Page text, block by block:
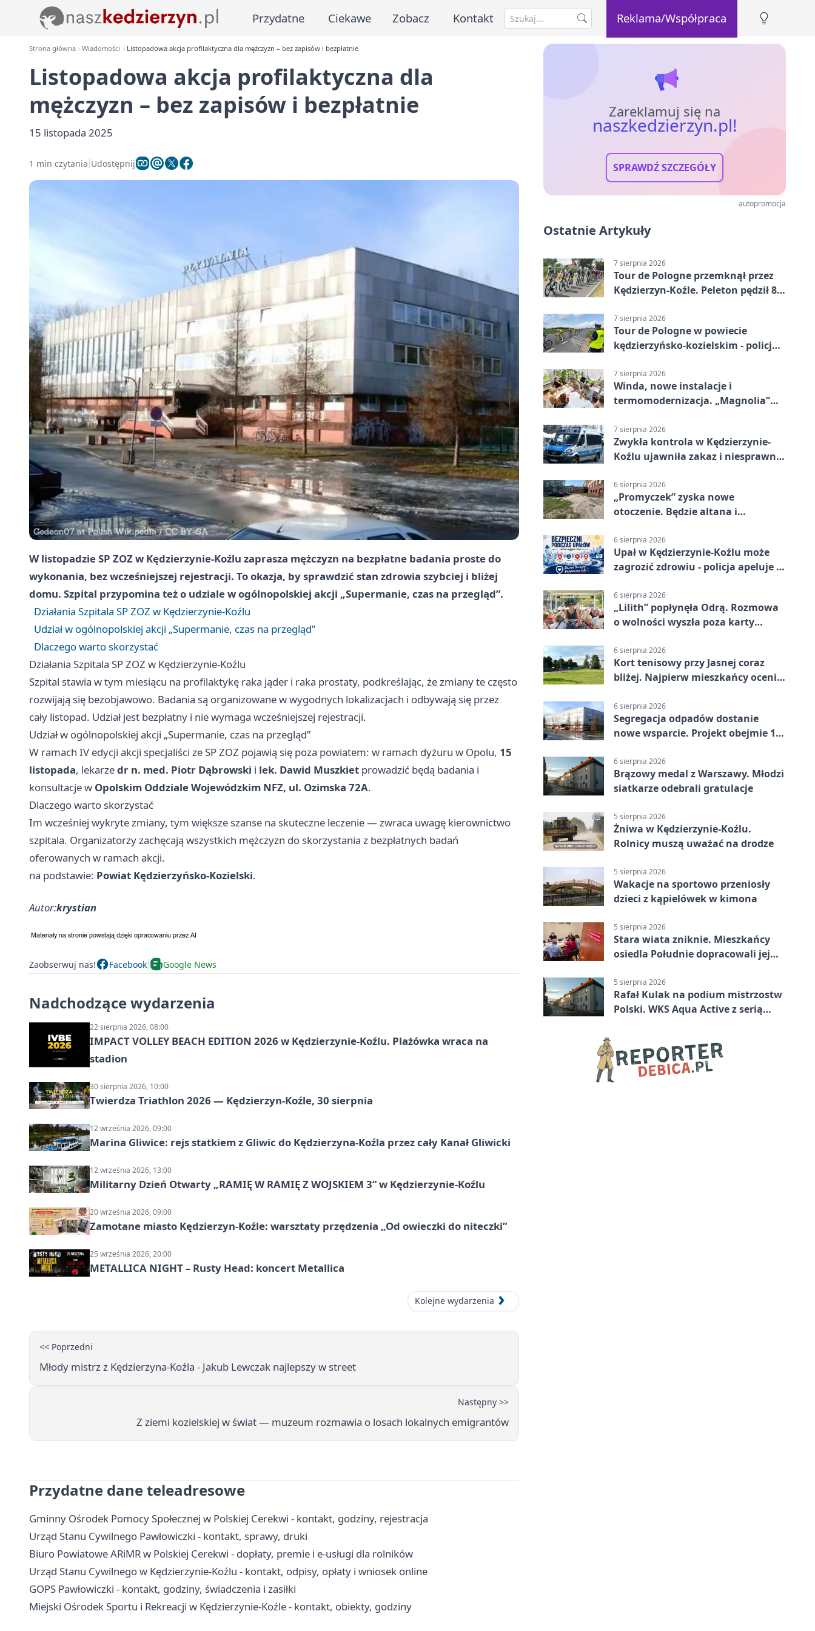
Przydatne Ciekawe Zobacz Kontakt Reklama/Współpraca
Strona główna Wiadomości Listopadowa akcja profilaktyczna dla mężczyzn – bez zapisów i bezpłatnie
Listopadowa akcja profilaktyczna dla
mężczyzn – bez zapisów i bezpłatnie
15 listopada 2025
1 min czytania Udostępnij
W listopadzie SP ZOZ w Kędzierzynie-Koźlu zaprasza mężczyzn na bezpłatne badania proste do
wykonania, bez wcześniejszej rejestracji. To okazja, by sprawdzić stan zdrowia szybciej i bliżej
domu. Szpital przypomina też o udziale w ogólnopolskiej akcji „Supermanie, czas na przegląd”.
Działania Szpitala SP ZOZ w Kędzierzynie-Koźlu
Udział w ogólnopolskiej akcji „Supermanie, czas na przegląd”
Dlaczego warto skorzystać
Działania Szpitala SP ZOZ w Kędzierzynie-Koźlu
Szpital stawia w tym miesiącu na profilaktykę raka jąder i raka prostaty, podkreślając, że zmiany te często
rozwijają się bezobjawowo. Badania są organizowane w wygodnych lokalizacjach i odbywają się przez
cały listopad. Udział jest bezpłatny i nie wymaga wcześniejszej rejestracji.
Udział w ogólnopolskiej akcji „Supermanie, czas na przegląd”
W ramach IV edycji akcji specjaliści ze SP ZOZ pojawią się poza powiatem: w ramach dyżuru w Opolu, 15
listopada, lekarzedr n. med. Piotr Dąbrowski i lek. Dawid Muszkiet prowadzić będą badania i
konsultacje w Opolskim Oddziale Wojewódzkim NFZ, ul. Ozimska 72A.
Dlaczego warto skorzystać
Im wcześniej wykryte zmiany, tym większe szanse na skuteczne leczenie — zwraca uwagę kierownictwo
szpitala. Organizatorzy zachęcają wszystkich mężczyzn do skorzystania z bezpłatnych badań
oferowanych w ramach akcji.
na podstawie: Powiat Kędzierzyńsko-Kozielski.
Autor:krystian
Zaobserwuj nas! Facebook Google News
Nadchodzące wydarzenia
22 sierpnia 2026, 08:00
IMPACT VOLLEY BEACH EDITION 2026 w Kędzierzynie-Koźlu. Plażówka wraca na
stadion
30 sierpnia 2026, 10:00
Twierdza Triathlon 2026 — Kędzierzyn-Koźle, 30 sierpnia
12 września 2026, 09:00
Marina Gliwice: rejs statkiem z Gliwic do Kędzierzyna-Koźla przez cały Kanał Gliwicki
12 września 2026, 13:00
Militarny Dzień Otwarty „RAMIĘ W RAMIĘ Z WOJSKIEM 3” w Kędzierzynie-Koźlu
20 września 2026, 09:00
Zamotane miasto Kędzierzyn-Koźle: warsztaty przędzenia „Od owieczki do niteczki”
25 września 2026, 20:00
METALLICA NIGHT – Rusty Head: koncert Metallica
Kolejne wydarzenia
<< Poprzedni
Młody mistrz z Kędzierzyna-Koźla - Jakub Lewczak najlepszy w street
Następny >>
Z ziemi kozielskiej w świat — muzeum rozmawia o losach lokalnych emigrantów
Przydatne dane teleadresowe
Gminny Ośrodek Pomocy Społecznej w Polskiej Cerekwi - kontakt, godziny, rejestracja
Urząd Stanu Cywilnego Pawłowiczki - kontakt, sprawy, druki
Biuro Powiatowe ARiMR w Polskiej Cerekwi - dopłaty, premie i e-usługi dla rolników
Urząd Stanu Cywilnego w Kędzierzynie-Koźlu - kontakt, odpisy, opłaty i wniosek online
GOPS Pawłowiczki - kontakt, godziny, świadczenia i zasiłki
Miejski Ośrodek Sportu i Rekreacji w Kędzierzynie-Koźle - kontakt, obiekty, godziny
Zareklamuj się na
naszkedzierzyn.pl!
SPRAWDŹ SZCZEGÓŁY
autopromocja
Ostatnie Artykuły
7 sierpnia 2026
Tour de Pologne przemknął przez
Kędzierzyn-Koźle. Peleton pędził 80
7 sierpnia 2026
Tour de Pologne w powiecie
kędzierzyńsko-kozielskim - policja
7 sierpnia 2026
Winda, nowe instalacje i
termomodernizacja. „Magnolia”
7 sierpnia 2026
Zwykła kontrola w Kędzierzynie-
Koźlu ujawniła zakaz i niesprawne
6 sierpnia 2026
„Promyczek” zyska nowe
otoczenie. Będzie altana i
6 sierpnia 2026
Upał w Kędzierzynie-Koźlu może
zagrozić zdrowiu - policja apeluje o
6 sierpnia 2026
„Lilith” popłynęła Odrą. Rozmowa
o wolności wyszła poza karty
6 sierpnia 2026
Kort tenisowy przy Jasnej coraz
bliżej. Najpierw mieszkańcy ocenią
6 sierpnia 2026
Segregacja odpadów dostanie
nowe wsparcie. Projekt obejmie 15
6 sierpnia 2026
Brązowy medal z Warszawy. Młodzi
siatkarze odebrali gratulacje
5 sierpnia 2026
Żniwa w Kędzierzynie-Koźlu.
Rolnicy muszą uważać na drodze
5 sierpnia 2026
Wakacje na sportowo przeniosły
dzieci z kąpielówek w kimona
5 sierpnia 2026
Stara wiata zniknie. Mieszkańcy
osiedla Południe dopracowali jej
5 sierpnia 2026
Rafał Kulak na podium mistrzostw
Polski. WKS Aqua Active z serią